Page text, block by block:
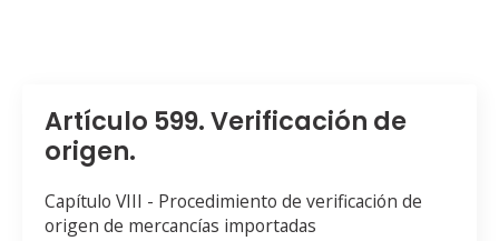
Artículo 599. Verificación de
origen.
Capítulo VIII - Procedimiento de verificación de
origen de mercancías importadas